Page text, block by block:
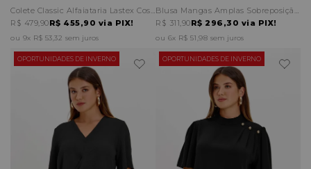
Colete Classic Alfaiataria Lastex Costas
R$ 455,90 via PIX!
R$ 479,90
9x R$ 53,32 sem juros
Blusa Mangas Amplas Sobreposição Gola Alta
R$ 296,30 via PIX!
R$ 311,90
6x R$ 51,98 sem juros
OPORTUNIDADES DE INVERNO OPORTUNIDADES DE INVERNO